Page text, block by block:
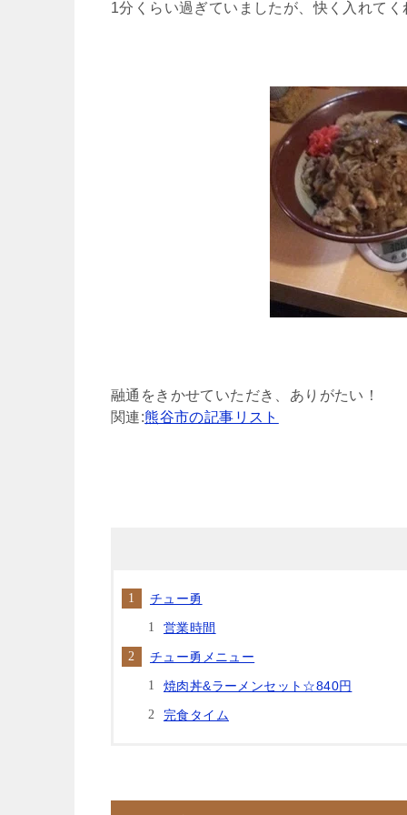
1分くらい過ぎていましたが、快く入れてく
融通をきかせていただき、ありがたい！
関連:熊谷市の記事リスト
チュー勇
営業時間
チュー勇メニュー
焼肉丼&ラーメンセット☆840円
完食タイム